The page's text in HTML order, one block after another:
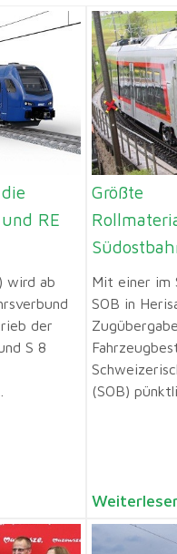
RE
wird ab
der
S 8
Größte
Mit einer im
SOB in
(SOB)